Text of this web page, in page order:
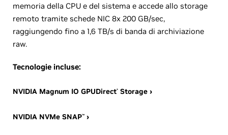
memoria della CPU e del sistema e accede allo storage
remoto tramite schede NIC 8x 200 GB/sec,
raggiungendo fino a 1,6 TB/s di banda di archiviazione
raw.
Tecnologie incluse:
NVIDIA Magnum IO GPUDirect® Storage ›
NVIDIA NVMe SNAP™ ›